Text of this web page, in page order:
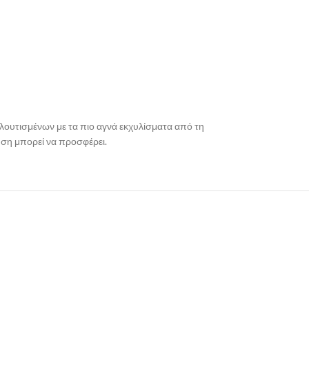
με τα πιο αγνά εκχυλίσματα από τη
μπορεί να προσφέρει.